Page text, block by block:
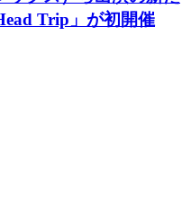
Trip」が初開催